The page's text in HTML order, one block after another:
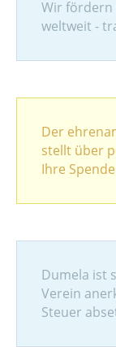
Wir fördern
weltweit -
Der
stellt über
Ihre
Dumela ist
Verein
Steuer